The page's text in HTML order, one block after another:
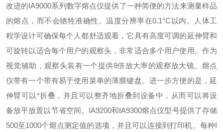
改进的IA9000系列数字熔点仪提供了一种简便的方法来测量样品
的熔点，而不会牺牲准确性。温度分辨率在0.1°C以内。人体工
程学设计可确保每个人都舒适观看，它具有高度可调的延伸臂和
可旋转以适合每个用户的观察头，非常适合多个用户使用。作为
视觉辅助，观察头装有一个提供8倍放大率的观察放大镜。熔点
仪带有一个带有易于使用菜单的薄膜键盘。 进一步方便的是，延
伸臂可以*折叠，并且可以整齐地折叠到设备中，从而可以将设
备放平放置以节省空间。IA9200和IA9300熔点仪型号提供了存储
500至1000个熔点测定值的选项，并且可以连接到打印机。 每种I